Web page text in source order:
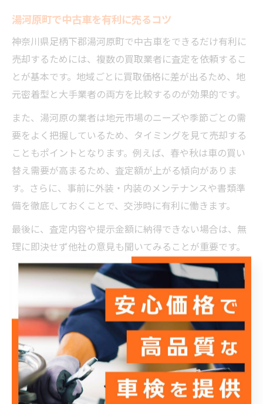
湯河原町で中古車を有利に売るコツ
神奈川県足柄下郡湯河原町で中古車をできるだけ有利に
売却するためには、複数の買取業者に査定を依頼するこ
とが基本です。地域ごとに買取価格に差が出るため、地
元密着型と大手業者の両方を比較するのが効果的です。
また、湯河原の業者は地元市場のニーズや季節ごとの需
要をよく把握しているため、タイミングを見て売却する
こともポイントとなります。例えば、春や秋は車の買い
替え需要が高まるため、査定額が上がる傾向がありま
す。さらに、事前に外装・内装のメンテナンスや書類準
備を徹底しておくことで、交渉時に有利に働きます。
最後に、査定内容や提示金額に納得できない場合は、無
理に即決せず他社の意見も聞いてみることが重要です。
湯河原町では、相談しやすい雰囲気の業者も多いため、
納得のいく条件で愛車を手放せるよう慎重に進めましょ
凹みも査定額にどう響くのか実例
解説